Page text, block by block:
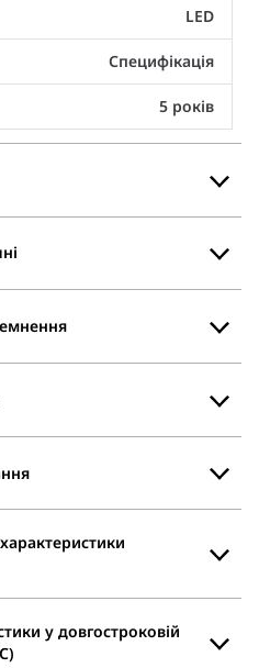
LED
Специфікація
5 років
у довгостроковій